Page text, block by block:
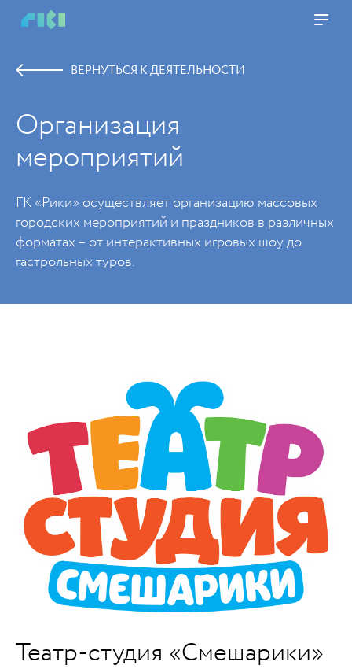
ВЕРНУТЬСЯ К ДЕЯТЕЛЬНОСТИ
Организация
мероприятий
ГК «Рики» осуществляет организацию массовых
городских мероприятий и праздников в различных
форматах – от интерактивных игровых шоу до
гастрольных туров.
Театр-студия «Смешарики»